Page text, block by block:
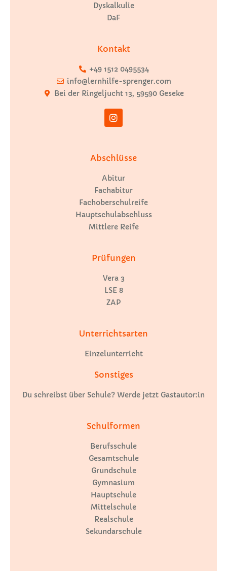
Dyskalkulie
DaF
Kontakt
+49 1512 0495534
info@lernhilfe-sprenger.com
Bei der Ringeljucht 13, 59590 Geseke
Abschlüsse
Abitur
Fachabitur
Fachoberschulreife
Hauptschulabschluss
Mittlere Reife
Prüfungen
Vera 3
LSE 8
ZAP
Unterrichtsarten
Einzelunterricht
Sonstiges
Du schreibst über Schule? Werde jetzt Gastautor:in
Schulformen
Berufsschule
Gesamtschule
Grundschule
Gymnasium
Hauptschule
Mittelschule
Realschule
Sekundarschule